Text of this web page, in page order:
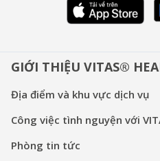
GIỚI THIỆU VITAS®
Địa điểm và khu vực dịch vụ
Công việc tình nguyện với
Phòng tin tức